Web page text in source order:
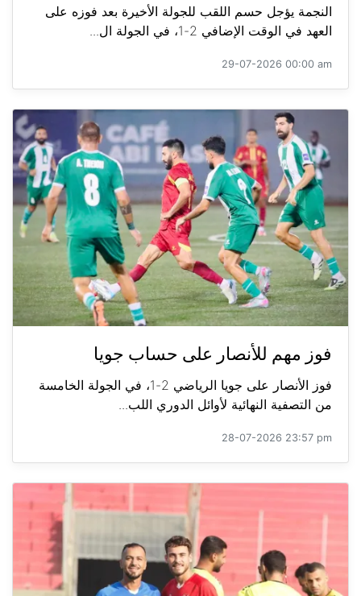
النجمة يؤجل حسم اللقب للجولة الأخيرة بعد فوزه على
العهد في الوقت الإضافي 2-1، في الجولة ال...
29-07-2026 00:00 am
فوز مهم للأنصار على حساب جويا
فوز الأنصار على جويا الرياضي 2-1، في الجولة الخامسة
من التصفية النهائية لأوائل الدوري اللب...
28-07-2026 23:57 pm